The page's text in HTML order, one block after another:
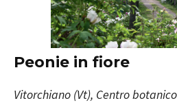
Peonie in fiore
Vitorchiano (Vt), Centro